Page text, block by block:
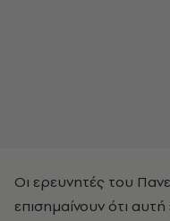
Οι ερευνητές του
επισημαίνουν ότι